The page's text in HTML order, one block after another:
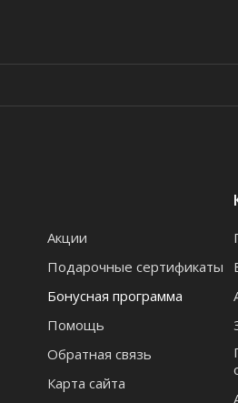
Акции
Подарочные сертификаты
Бонусная программа
Помощь
Обратная связь
Карта сайта